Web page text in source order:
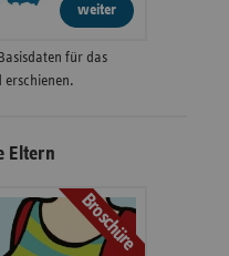
weiter
für das
erschienen.
Eltern
Broschüre